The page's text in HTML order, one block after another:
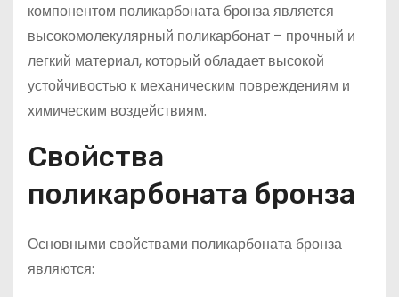
компонентом поликарбоната бронза является
высокомолекулярный поликарбонат – прочный и
легкий материал, который обладает высокой
устойчивостью к механическим повреждениям и
химическим воздействиям.
Свойства
поликарбоната бронза
Основными свойствами поликарбоната бронза
являются: